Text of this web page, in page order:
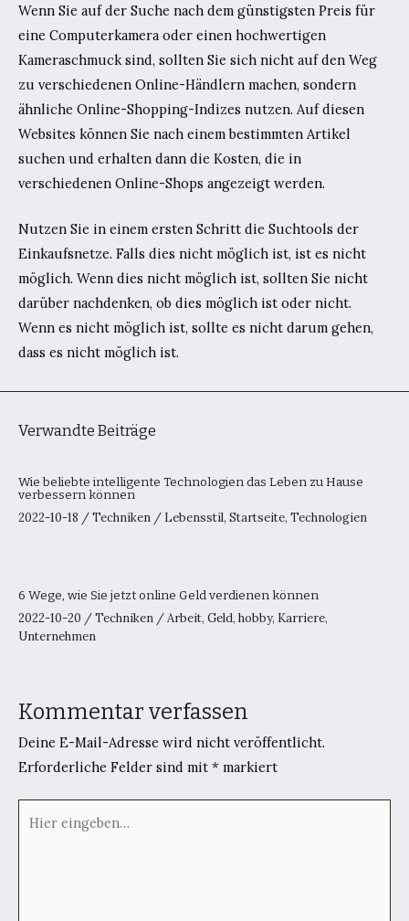
Wenn Sie auf der Suche nach dem günstigsten Preis für
eine Computerkamera oder einen hochwertigen
Kameraschmuck sind, sollten Sie sich nicht auf den Weg
zu verschiedenen Online-Händlern machen, sondern
ähnliche Online-Shopping-Indizes nutzen. Auf diesen
Websites können Sie nach einem bestimmten Artikel
suchen und erhalten dann die Kosten, die in
verschiedenen Online-Shops angezeigt werden.
Nutzen Sie in einem ersten Schritt die Suchtools der
Einkaufsnetze. Falls dies nicht möglich ist, ist es nicht
möglich. Wenn dies nicht möglich ist, sollten Sie nicht
darüber nachdenken, ob dies möglich ist oder nicht.
Wenn es nicht möglich ist, sollte es nicht darum gehen,
dass es nicht möglich ist.
Verwandte Beiträge
Wie beliebte intelligente Technologien das Leben zu Hause
verbessern können
2022-10-18 /Techniken / Lebensstil, Startseite, Technologien
6 Wege, wie Sie jetzt online Geld verdienen können
2022-10-20 /Techniken / Arbeit, Geld, hobby, Karriere,
Unternehmen
Kommentar verfassen
Deine E-Mail-Adresse wird nicht veröffentlicht.
Erforderliche Felder sind mit * markiert
eingeben…